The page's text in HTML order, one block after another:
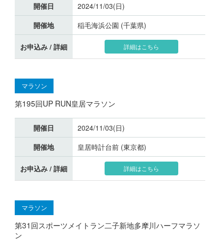
開催日
2024/11/03(日)
開催地
稲毛海浜公園 (千葉県)
お申込み / 詳細 詳細はこちら
マラソン
第195回UP RUN皇居マラソン
開催日
2024/11/03(日)
開催地
皇居時計台前 (東京都)
お申込み / 詳細 詳細はこちら
マラソン
第31回スポーツメイトラン二子新地多摩川ハーフマラソ
ン